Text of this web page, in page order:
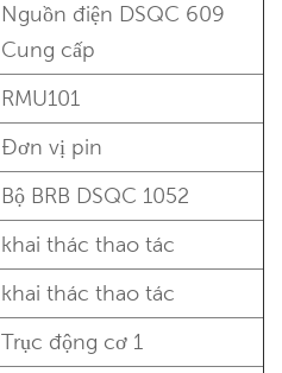
Nguồn điện DSQC 609
Cung cấp
RMU101
Đơn vị pin
Bộ BRB DSQC 1052
khai thác thao tác
khai thác thao tác
Trục động cơ 1